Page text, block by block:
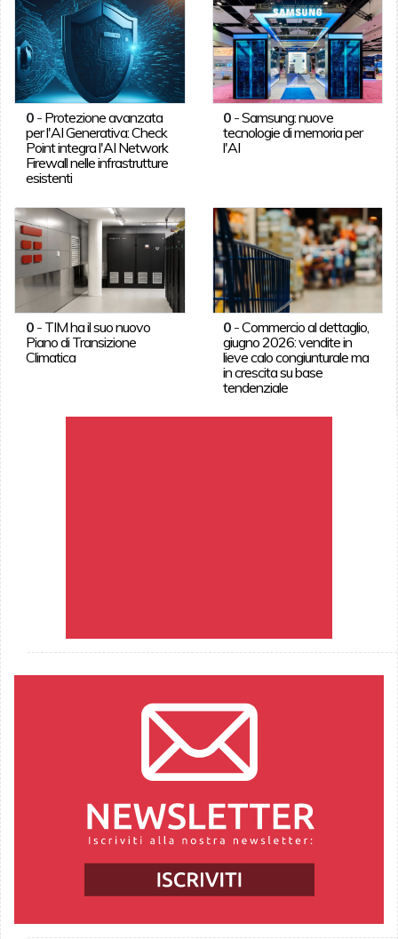
0- Protezione avanzata
per l'AI Generativa: Check
Point integra l'AI Network
Firewall nelle infrastrutture
esistenti
0 -Samsung: nuove
tecnologie di memoria per
l'AI
0- TIM ha il suo nuovo
Piano di Transizione
Climatica
0 -Commercio al dettaglio,
giugno 2026: vendite in
lieve calo congiunturale ma
in crescita su base
tendenziale